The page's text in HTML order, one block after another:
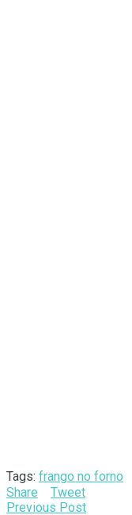
Tags: frango no forno
Share
Tweet
Previous Post